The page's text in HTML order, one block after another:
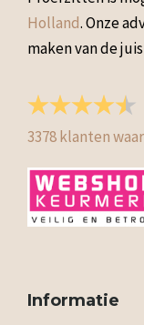
Holland. Onze
maken van de
3378klanten
Informatie